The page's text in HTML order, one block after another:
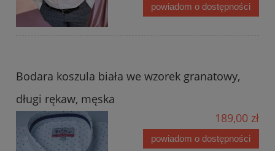
powiadom o dostępności
Bodara koszula biała we wzorek granatowy,
długi rękaw, męska
189,00 zł
powiadom o dostępności